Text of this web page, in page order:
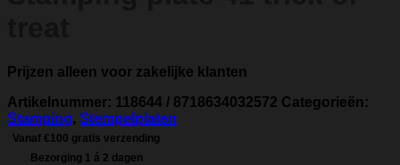
Prijzen alleen voor zakelijke klanten
Artikelnummer: 118644 / 8718634032572 Categorieën:
Stamping, Stempelplaten
Vanaf €100 gratis verzending
Bezorging 1 á 2 dagen